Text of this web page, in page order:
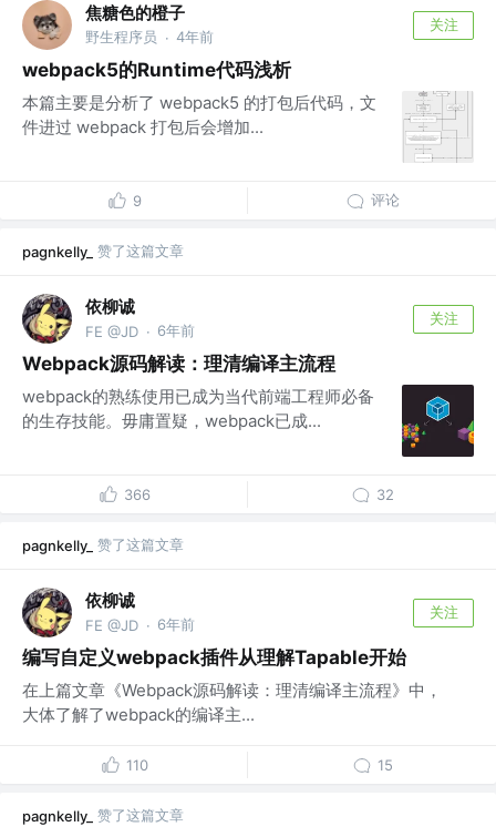
焦糖色的橙子
野生程序员 · 4年前
关注
webpack5的Runtime代码浅析
本篇主要是分析了 webpack5 的打包后代码，文
件进过 webpack 打包后会增加...
9 评论
pagnkelly_ 赞了这篇文章
依柳诚
FE @JD · 6年前
关注
Webpack源码解读：理清编译主流程
webpack的熟练使用已成为当代前端工程师必备
的生存技能。毋庸置疑，webpack已成...
366 32
pagnkelly_ 赞了这篇文章
依柳诚
FE @JD · 6年前
关注
编写自定义webpack插件从理解Tapable开始
在上篇文章《Webpack源码解读：理清编译主流程》中，
大体了解了webpack的编译主...
110 15
pagnkelly_ 赞了这篇文章